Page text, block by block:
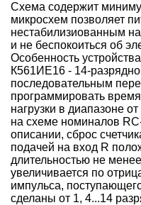
Схема содержит
микросхем позволяет
нестабилизиованным
и не беспокоиться об
Особенность
К561ИЕ16 - 14-
последовательным
программировать
нагрузки в диапазоне
на схеме номиналов
описании, сброс
подачей на вход R
длительностью не
увеличивается по
импульса,
сделаны от 1, 4...14